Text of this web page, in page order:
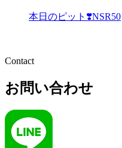
本日のピット❣️NSR50
Contact
お問い合わせ